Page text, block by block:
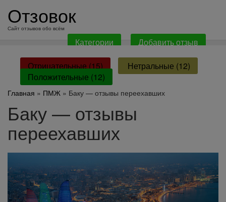
содержанию
Отзовок
Сайт отзывов обо всём
Категории Добавить отзыв
Отрицательные (15)
Нетральные (12)
Положительные (12)
Главная » ПМЖ » Баку — отзывы переехавших
Баку — отзывы
переехавших